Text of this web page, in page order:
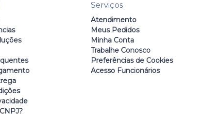
Serviços
Atendimento
Meus Pedidos
Minha Conta
Trabalhe Conosco
Preferências de Cookies
Acesso Funcionários